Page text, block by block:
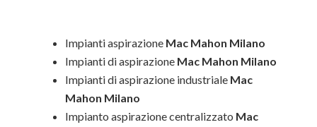
Impianti aspirazione Mac Mahon Milano
Impianti di aspirazione Mac Mahon Milano
Impianti di aspirazione industriale Mac
Mahon Milano
Impianto aspirazione centralizzato Mac